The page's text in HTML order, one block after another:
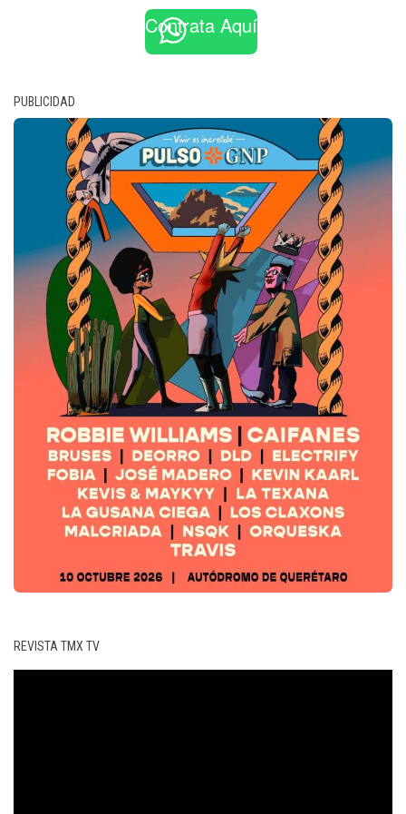
Contrata Aquí
PUBLICIDAD
REVISTA TMX TV